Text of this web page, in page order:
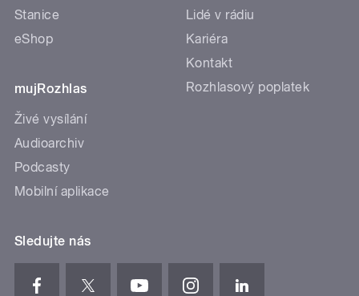
Stanice
eShop
mujRozhlas
Živé vysílání
Audioarchiv
Podcasty
Mobilní aplikace
Lidé v rádiu
Kariéra
Kontakt
Rozhlasový poplatek
Sledujte nás